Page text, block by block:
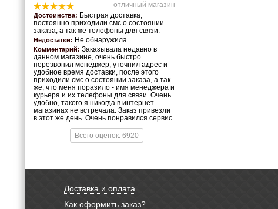
отличный магазин
Достоинства: Быстрая доставка,
постоянно приходили смс о состоянии
заказа, а так же телефоны для связи.
Недостатки: Не обнаружила.
Комментарий: Заказывала недавно в
данном магазине, очень быстро
перезвонил менеджер, уточнил адрес и
удобное время доставки, после этого
приходили смс о состоянии заказа, а так
же, что меня поразило - имя менеджера и
курьера и их телефоны для связи. Очень
удобно, такого я никогда в интернет-
магазинах не встречала. Заказ привезли
в этот же день. Очень понравился сервис.
Всего оценок: 6920
Доставка и оплата
Как оформить заказ?